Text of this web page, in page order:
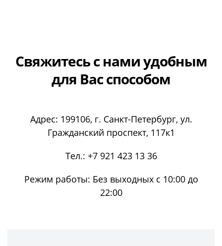
Свяжитесь с намиудобным
для Вас способом
Адрес: 199106, г. Санкт-Петербург, ул.
Гражданский проспект, 117к1
Тел.: +7 921 423 13 36
Режим работы: Без выходных с 10:00 до
22:00